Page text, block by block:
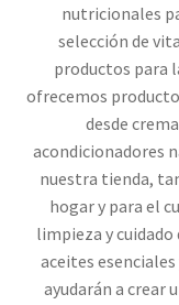
nutricionales
selección de
productos para
ofrecemos
desde
acondicionadores
nuestra tienda,
hogar y para el
limpieza y
aceites
ayudarán a crear